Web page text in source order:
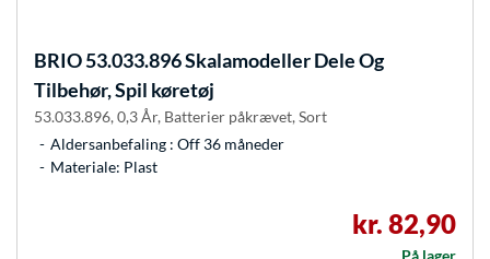
BRIO53.033.896 Skalamodeller Dele Og
Tilbehør, Spil køretøj
53.033.896, 0,3 År, Batterier påkrævet, Sort
Aldersanbefaling : Off 36 måneder
Materiale: Plast
kr. 82,90